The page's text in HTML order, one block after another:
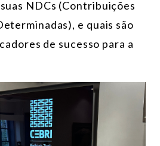
NDCs (Contribuições
e quais são
de sucesso para a